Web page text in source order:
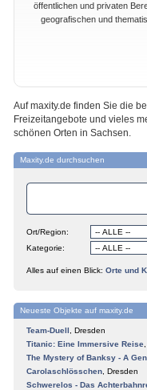
öffentlichen und privaten
geografischen und
Auf maxity.de finden Sie die
Freizeitangebote und vieles
schönen Orten in Sachsen.
Maxity.de durchsuchen
Ort/Region:
Kategorie:
Alles auf einen Blick: Orte und
Neueste Objekte auf maxity.de
Team-Duell
Dresden
Titanic: Eine Immersive Reise
The Mystery of Banksy - A
Carolaschlösschen Dresden
Schwerelos - Das